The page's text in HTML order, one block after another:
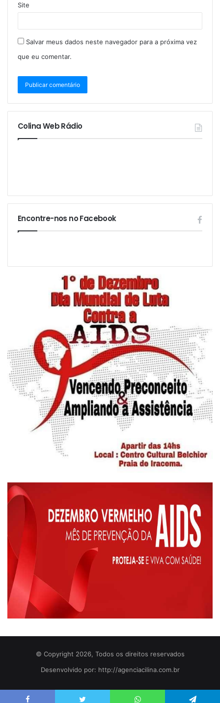
Site
Salvar meus dados neste navegador para a próxima vez
que eu comentar.
Colina Web Rádio
Encontre-nos no Facebook
© Copyright 2026, Todos os direitos reservados
Desenvolvido por: http://agenciacilina.com.br